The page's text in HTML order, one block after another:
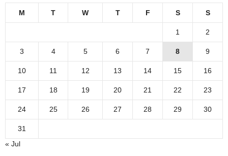
M T W T F S S
1 2
3 4 5 6 7 8 9
10 11 12 13 14 15 16
17 18 19 20 21 22 23
24 25 26 27 28 29 30
31
« Jul